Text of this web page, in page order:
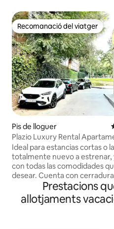
Recomanació del viatger
Recomanació del viatger
Pis de lloguer
Plazio Luxury Rental
Apartament Y
Ideal para estancias cortas o
totalmente nuevo a estrenar,
con todas las comodidades
desear. Cuenta con
persianas eléctricas para
comodidad, así como
nuevos de calidad, WiFi y 2
Prestacions
allotjaments